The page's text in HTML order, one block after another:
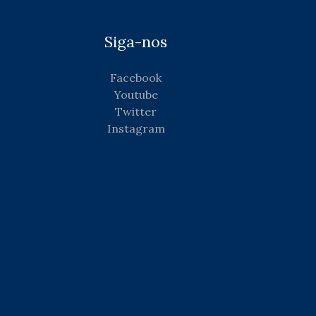
Siga-nos
Facebook
Youtube
Twitter
Instagram